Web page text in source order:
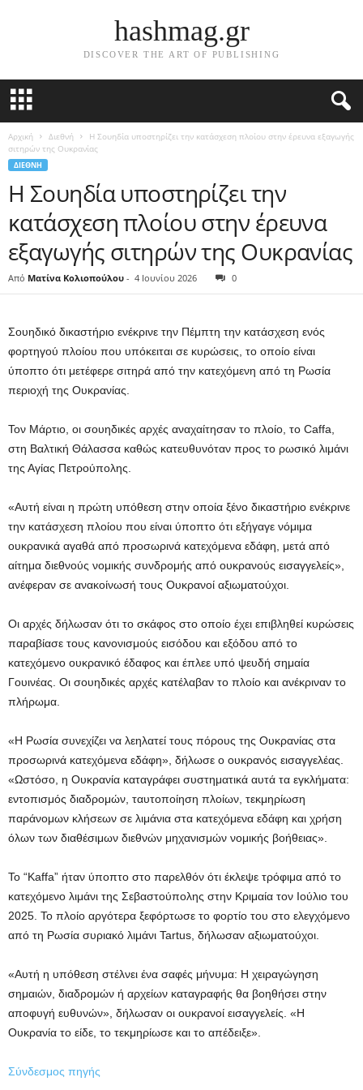
hashmag.gr
DISCOVER THE ART OF PUBLISHING
Αρχική Διεθνή
Η Σουηδία υποστηρίζει την κατάσχεση πλοίου στην έρευνα εξαγωγής
σιτηρών της Ουκρανίας
ΔΙΕΘΝΉ
Η Σουηδία υποστηρίζει την
κατάσχεση πλοίου στην έρευνα
εξαγωγής σιτηρών της Ουκρανίας
Από Ματίνα Κολιοπούλου - 4 Ιουνίου 2026 0
Σουηδικό δικαστήριο ενέκρινε την Πέμπτη την κατάσχεση ενός
φορτηγού πλοίου που υπόκειται σε κυρώσεις, το οποίο είναι
ύποπτο ότι μετέφερε σιτηρά από την κατεχόμενη από τη Ρωσία
περιοχή της Ουκρανίας.
Τον Μάρτιο, οι σουηδικές αρχές αναχαίτησαν το πλοίο, το Caffa,
στη Βαλτική Θάλασσα καθώς κατευθυνόταν προς το ρωσικό λιμάνι
της Αγίας Πετρούπολης.
«Αυτή είναι η πρώτη υπόθεση στην οποία ξένο δικαστήριο ενέκρινε
την κατάσχεση πλοίου που είναι ύποπτο ότι εξήγαγε νόμιμα
ουκρανικά αγαθά από προσωρινά κατεχόμενα εδάφη, μετά από
αίτημα διεθνούς νομικής συνδρομής από ουκρανούς εισαγγελείς»,
ανέφεραν σε ανακοίνωσή τους Ουκρανοί αξιωματούχοι.
Οι αρχές δήλωσαν ότι το σκάφος στο οποίο έχει επιβληθεί κυρώσεις
παραβίασε τους κανονισμούς εισόδου και εξόδου από το
κατεχόμενο ουκρανικό έδαφος και έπλεε υπό ψευδή σημαία
Γουινέας. Οι σουηδικές αρχές κατέλαβαν το πλοίο και ανέκριναν το
πλήρωμα.
«Η Ρωσία συνεχίζει να λεηλατεί τους πόρους της Ουκρανίας στα
προσωρινά κατεχόμενα εδάφη», δήλωσε ο ουκρανός εισαγγελέας.
«Ωστόσο, η Ουκρανία καταγράφει συστηματικά αυτά τα εγκλήματα:
εντοπισμός διαδρομών, ταυτοποίηση πλοίων, τεκμηρίωση
παράνομων κλήσεων σε λιμάνια στα κατεχόμενα εδάφη και χρήση
όλων των διαθέσιμων διεθνών μηχανισμών νομικής βοήθειας».
Το “Kaffa” ήταν ύποπτο στο παρελθόν ότι έκλεψε τρόφιμα από το
κατεχόμενο λιμάνι της Σεβαστούπολης στην Κριμαία τον Ιούλιο του
2025. Το πλοίο αργότερα ξεφόρτωσε το φορτίο του στο ελεγχόμενο
από τη Ρωσία συριακό λιμάνι Tartus, δήλωσαν αξιωματούχοι.
«Αυτή η υπόθεση στέλνει ένα σαφές μήνυμα: Η χειραγώγηση
σημαιών, διαδρομών ή αρχείων καταγραφής θα βοηθήσει στην
αποφυγή ευθυνών», δήλωσαν οι ουκρανοί εισαγγελείς. «Η
Ουκρανία το είδε, το τεκμηρίωσε και το απέδειξε».
Σύνδεσμος πηγής